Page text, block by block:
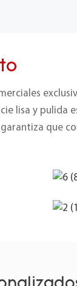
lisa y pulida
que